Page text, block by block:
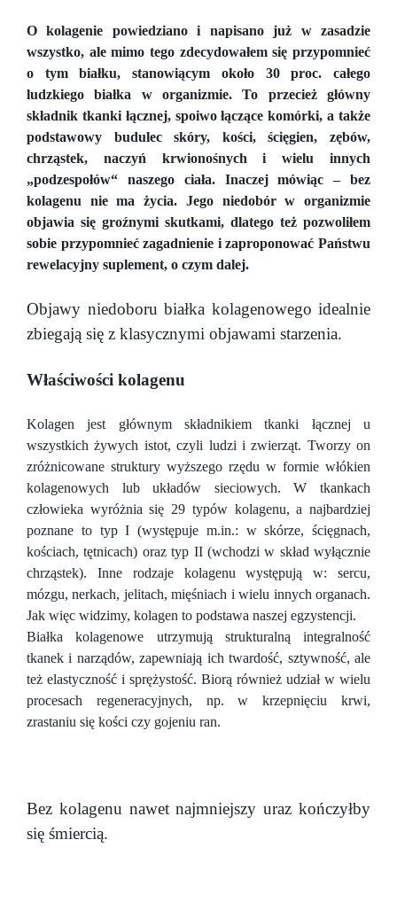
O kolagenie powiedziano i napisano już w zasadzie
wszystko, ale mimo tego zdecydowałem się przypomnieć
o tym białku, stanowiącym około 30 proc. całego
ludzkiego białka w organizmie. To przecież główny
składnik tkanki łącznej, spoiwo łączące komórki, a także
podstawowy budulec skóry, kości, ścięgien, zębów,
chrząstek, naczyń krwionośnych i wielu innych
„podzespołów“ naszego ciała. Inaczej mówiąc – bez
kolagenu nie ma życia. Jego niedobór w organizmie
objawia się groźnymi skutkami, dlatego też pozwoliłem
sobie przypomnieć zagadnienie i zaproponować Państwu
rewelacyjny suplement, o czym dalej.
Objawy niedoboru białka kolagenowego idealnie
zbiegają się z klasycznymi objawami starzenia.
Właściwości kolagenu
Kolagen jest głównym składnikiem tkanki łącznej u
wszystkich żywych istot, czyli ludzi i zwierząt. Tworzy on
zróżnicowane struktury wyższego rzędu w formie włókien
kolagenowych lub układów sieciowych. W tkankach
człowieka wyróżnia się 29 typów kolagenu, a najbardziej
poznane to typ I (występuje m.in.: w skórze, ścięgnach,
kościach, tętnicach) oraz typ II (wchodzi w skład wyłącznie
chrząstek). Inne rodzaje kolagenu występują w: sercu,
mózgu, nerkach, jelitach, mięśniach i wielu innych organach.
Jak więc widzimy, kolagen to podstawa naszej egzystencji.
Białka kolagenowe utrzymują strukturalną integralność
tkanek i narządów, zapewniają ich twardość, sztywność, ale
też elastyczność i sprężystość. Biorą również udział w wielu
procesach regeneracyjnych, np. w krzepnięciu krwi,
zrastaniu się kości czy gojeniu ran.
Bez kolagenu nawet najmniejszy uraz kończyłby
się śmiercią.